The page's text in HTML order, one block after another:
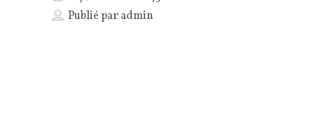
Publié paradmin